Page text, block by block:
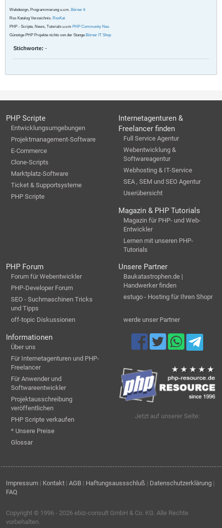
Webdesign, Programmierung u.v.m. Börner It
Rss Katalog Verzeichnis. RssKat
PHP - Scripte, News, Tutorials u.v.m PHP Community Neu
Günstige PHP Projekte nichts von der Stange Börner IT Shop
Stichworte: -
PHP Scripte
Entwicklungsumgebungen
Projektmanagement-Software
E-Commerce
Clone-Scripts
Marktplatz-Software
Ticket & Supportsysteme
PHP Scripte
Internetagenturen &
Freelancer finden
Full Service Agentur
Webentwicklung &
Softwareagentur
Webhosting & IT-Service
SEA , SEM und SEO Agentur
Userübersicht
Magazin & PHP Tutorials
Magazin für PHP- und Web-
Entwickler
Lernen mit unseren PHP-
Tutorials
PHP Forum
Forum für Webentwickler
PHP-Developer Forum
SEO - Suchmaschinen Tricks
und Tipps
off-topic Diskussionen
Unsere Partner
Baukatastrophen.de |
Handwerker finden
estugo - Hosting für Ihren Shopr
werde unser Partner
Informationen
Über uns
Für Internetagenturen und PHP-
Freelancer
Für Anwender und
Softwareentwickler
Projektausschreibung
veröffentlichen
PHP Scripte verkaufen
* Unsere Preise
Glossar
Jetzt auf unserer Seite:
Impressum | Kontakt | AGB | Haftungsaussschluß | Datenschutzerklärung |
FAQ
Copyright © 1996 - 2026 ebiz-consult GmbH & Co. KG. Alle Rechte
vorbehalten.